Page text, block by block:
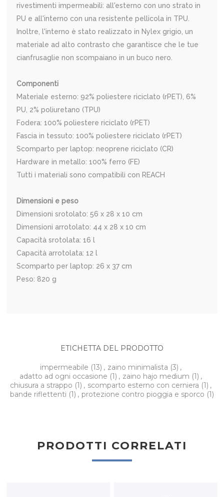
rivestimenti impermeabili: all'esterno con uno strato in
PU e all'interno con una resistente pellicola in TPU.
Inoltre, l'interno è stato realizzato in Nylex grigio, un
materiale ad alto contrasto che garantisce che le tue
cianfrusaglie non scompaiano in un buco nero.
Componenti
Materiale esterno: 92% poliestere riciclato (rPET), 6%
PU, 2% poliuretano (TPU)
Fodera: 100% poliestere riciclato (rPET)
Fascia in tessuto: 100% poliestere riciclato (rPET)
Scomparto per laptop: neoprene riciclato (CR)
Hardware in metallo: 100% ferro (FE)
Tutti i materiali sono compatibili con REACH
Dimensioni e peso
Dimensioni srotolato: 56 x 28 x 10 cm
Dimensioni arrotolato: 44 x 28 x 10 cm
Capacità srotolata: 16 l
Capacità arrotolata: 12 l
Scomparto per laptop: 26 x 37 cm
Peso: 820 g
ETICHETTA DEL PRODOTTO
impermeabile (13) , zaino minimalista (3) ,
adatto ad ogni occasione (1) , zaino hajo medium (1) ,
chiusura a strappo (1) , scomparto esterno con cerniera (1) ,
bande riflettenti (1) , protezione contro pioggia e sporco (1)
PRODOTTI CORRELATI